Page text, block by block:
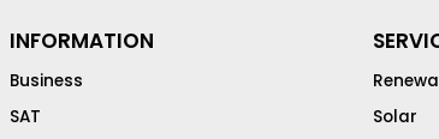
INFORMATION
Business
SAT
Solar